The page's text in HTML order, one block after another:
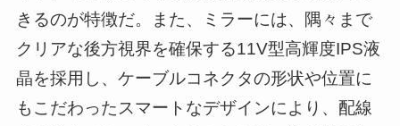
きるのが特徴だ。また、ミラーには、隅々まで
クリアな後方視界を確保する11V型高輝度IPS液
晶を採用し、ケーブルコネクタの形状や位置に
もこだわったスマートなデザインにより、配線